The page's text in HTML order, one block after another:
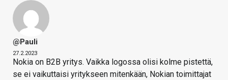
@Pauli
27.2.2023
Nokia on B2B yritys. Vaikka logossa olisi kolme pistettä,
se ei vaikuttaisi yritykseen mitenkään, Nokian toimittajat